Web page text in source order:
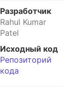
Разработчик
Rahul Kumar
Patel
Исходный код
Репозиторий
кода